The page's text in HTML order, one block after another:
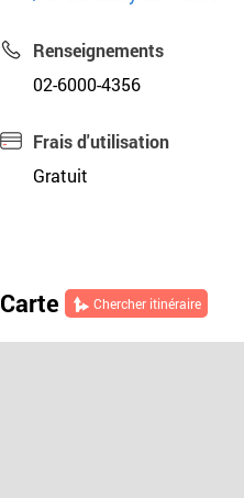
Renseignements
02-6000-4356
Frais d'utilisation
Gratuit
Carte Chercher itinéraire